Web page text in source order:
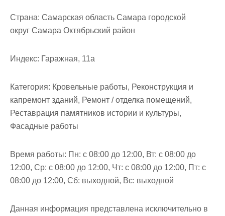
Страна: Самарская область Самара городской
округ Самара Октябрьский район
Индекс: Гаражная, 11а
Категория: Кровельные работы, Реконструкция и
капремонт зданий, Ремонт / отделка помещений,
Реставрация памятников истории и культуры,
Фасадные работы
Время работы: Пн: с 08:00 до 12:00, Вт: с 08:00 до
12:00, Ср: с 08:00 до 12:00, Чт: с 08:00 до 12:00, Пт: с
08:00 до 12:00, Сб: выходной, Вс: выходной
Данная информация представлена исключительно в